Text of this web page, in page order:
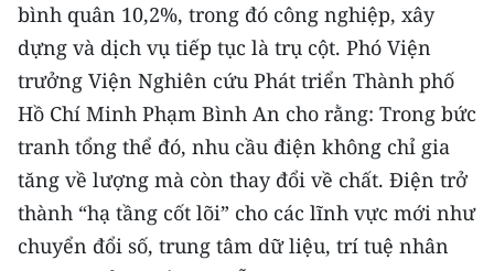
RADIO
MEDIA CENTER
E-Magazine
Video
Media Chính trị
bình quân 10,2%, trong đó công nghiệp, xây
dựng và dịch vụ tiếp tục là trụ cột. Phó Viện
trưởng Viện Nghiên cứu Phát triển Thành phố
Hồ Chí Minh Phạm Bình An cho rằng: Trong bức
tranh tổng thể đó, nhu cầu điện không chỉ gia
tăng về lượng mà còn thay đổi về chất. Điện trở
thành “hạ tầng cốt lõi” cho các lĩnh vực mới như
chuyển đổi số, trung tâm dữ liệu, trí tuệ nhân